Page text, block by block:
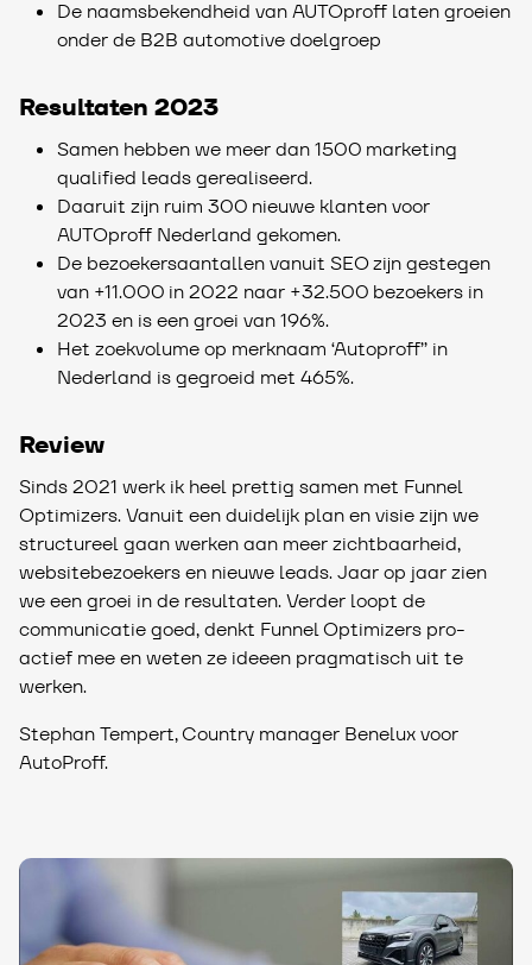
De naamsbekendheid van AUTOproff laten groeien
onder de B2B automotive doelgroep
Resultaten 2023
Samen hebben we meer dan 1500 marketing
qualified leads gerealiseerd.
Daaruit zijn ruim 300 nieuwe klanten voor
AUTOproff Nederland gekomen.
De bezoekersaantallen vanuit SEO zijn gestegen
van +11.000 in 2022 naar +32.500 bezoekers in
2023 en is een groei van 196%.
Het zoekvolume op merknaam ‘Autoproff’’ in
Nederland is gegroeid met 465%.
Review
Sinds 2021 werk ik heel prettig samen met Funnel
Optimizers. Vanuit een duidelijk plan en visie zijn we
structureel gaan werken aan meer zichtbaarheid,
websitebezoekers en nieuwe leads. Jaar op jaar zien
we een groei in de resultaten. Verder loopt de
communicatie goed, denkt Funnel Optimizers pro-
actief mee en weten ze ideeen pragmatisch uit te
werken.
Stephan Tempert, Country manager Benelux voor
AutoProff.